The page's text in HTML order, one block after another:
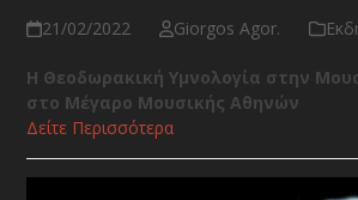
21/02/2022 Giorgos Agor.
Η Θεοδωρακική Υμνολογία στην
στο Μέγαρο Μουσικής Αθηνών
Δείτε Περισσότερα